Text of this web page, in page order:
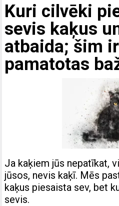
Kuri cilvēki
sevis kaķus
atbaida; šim
pamatotas
Ja kaķiem jūs nepatīkat,
jūsos, nevis kaķī. Mēs
kaķus piesaista sev, bet
sevis.